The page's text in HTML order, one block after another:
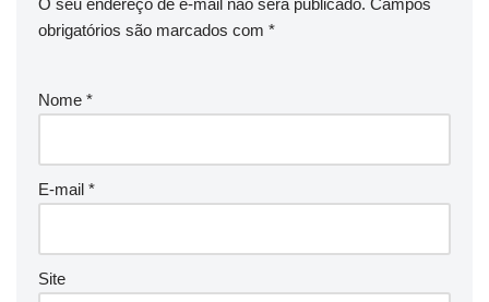
O seu endereço de e-mail não será publicado. Campos
obrigatórios são marcados com *
Nome *
E-mail *
Site